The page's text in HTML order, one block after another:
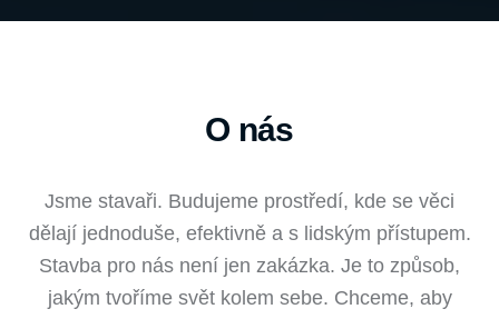
O nás
Jsme stavaři. Budujeme prostředí, kde se věci
dělají jednoduše, efektivně a s lidským přístupem.
Stavba pro nás není jen zakázka. Je to způsob,
jakým tvoříme svět kolem sebe. Chceme, aby